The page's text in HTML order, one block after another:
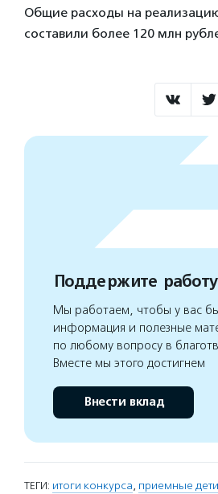
Общие расходы на
составили более 120 млн
Поддержите
Мы работаем, чтобы у вас
информация и полезные
по любому вопросу в
Вместе мы этого достигнем
Внести вклад
ТЕГИ: итоги конкурса, приемные дети